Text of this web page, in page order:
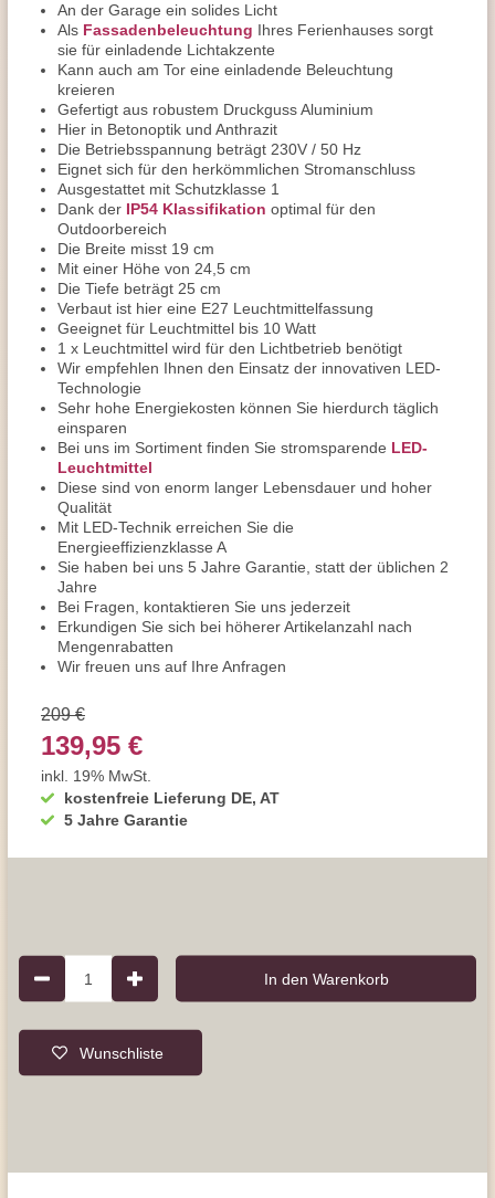
An der Garage ein solides Licht
Als Fassadenbeleuchtung Ihres Ferienhauses sorgt
sie für einladende Lichtakzente
Kann auch am Tor eine einladende Beleuchtung
kreieren
Gefertigt aus robustem Druckguss Aluminium
Hier in Betonoptik und Anthrazit
Die Betriebsspannung beträgt 230V / 50 Hz
Eignet sich für den herkömmlichen Stromanschluss
Ausgestattet mit Schutzklasse 1
Dank der IP54 Klassifikation optimal für den
Outdoorbereich
Die Breite misst 19 cm
Mit einer Höhe von 24,5 cm
Die Tiefe beträgt 25 cm
Verbaut ist hier eine E27 Leuchtmittelfassung
Geeignet für Leuchtmittel bis 10 Watt
1 x Leuchtmittel wird für den Lichtbetrieb benötigt
Wir empfehlen Ihnen den Einsatz der innovativen LED-
Technologie
Sehr hohe Energiekosten können Sie hierdurch täglich
einsparen
Bei uns im Sortiment finden Sie stromsparende LED-
Leuchtmittel
Diese sind von enorm langer Lebensdauer und hoher
Qualität
Mit LED-Technik erreichen Sie die
Energieeffizienzklasse A
Sie haben bei uns 5 Jahre Garantie, statt der üblichen 2
Jahre
Bei Fragen, kontaktieren Sie uns jederzeit
Erkundigen Sie sich bei höherer Artikelanzahl nach
Mengenrabatten
Wir freuen uns auf Ihre Anfragen
kostenfreie Lieferung DE, AT
5 Jahre Garantie
209 €
139,95 €
inkl. 19% MwSt.
1 In den Warenkorb
Wunschliste